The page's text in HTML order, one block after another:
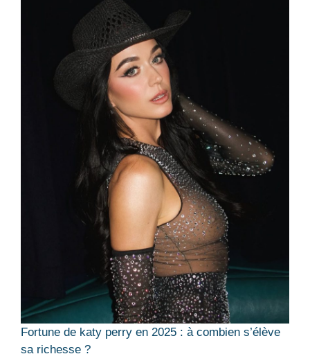
Fortune de katy perry en 2025 : à combien s’élève
sa richesse ?